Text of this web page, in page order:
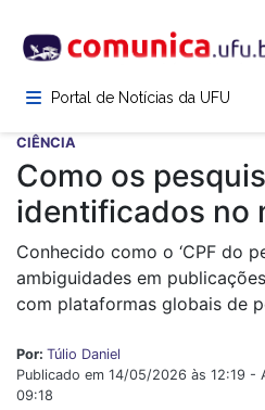
para
conteúdoPortal de Notícias da UFU
CIÊNCIA
Como os
identificados no
Conhecido como o ‘CPF do
ambiguidades em
com plataformas globais de
Por: Túlio Daniel
Publicado em 14/05/2026 às 12:19
09:18